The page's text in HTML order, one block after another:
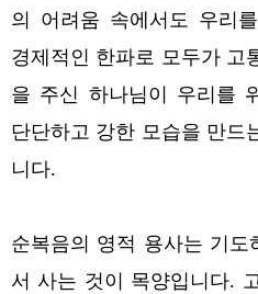
의 어려움 속에서도 우리
경제적인 한파로 모두가 고
을 주신 하나님이 우리를
단단하고 강한 모습을 만드
니다.
순복음의 영적 용사는 기도
서 사는 것이 목양입니다.